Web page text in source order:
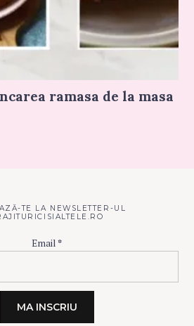
ramasa de la masa
TE LA NEWSLETTER-UL
Email*